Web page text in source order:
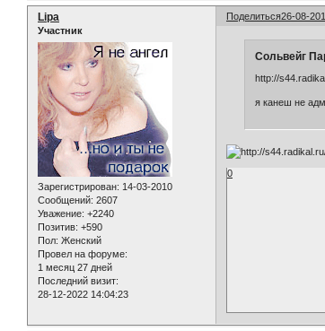
Поделиться26-08-
Lipa
Участник
Зарегистрирован: 14-03-2010
Сообщений: 2607
Уважение: +2240
Позитив: +590
Пол: Женский
Провел на форуме:
1 месяц 27 дней
Последний визит:
28-12-2022 14:04:23
Сольвейг
http://
я канеш не
0